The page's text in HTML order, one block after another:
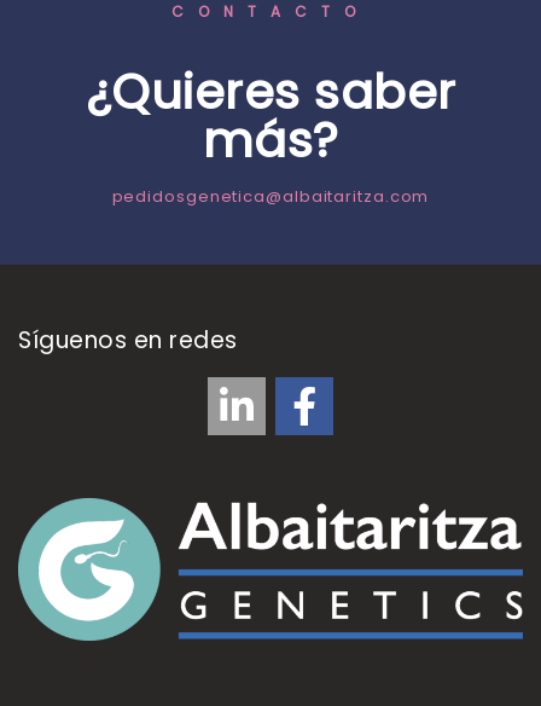
CONTACTO
¿Quieres saber
más?
pedidosgenetica@albaitaritza.com
Síguenos en redes